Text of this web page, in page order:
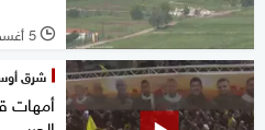
l 5 أغسطس 2026
شرق
أمهات